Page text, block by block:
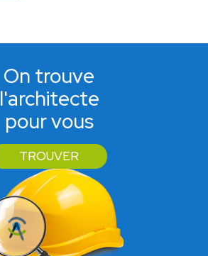
On trouve
l'architecte
pour vous
TROUVER